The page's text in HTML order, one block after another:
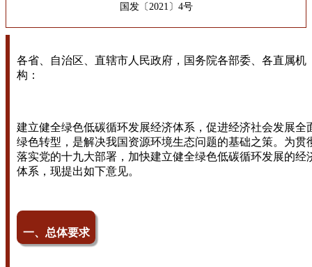
国发〔2021〕4号
各省、自治区、直辖市人民政府，国务院各部委、各直属机
构：
建立健全绿色低碳循环发展经济体系，促进经济社会发展全
绿色转型，是解决我国资源环境生态问题的基础之策。为贯
落实党的十九大部署，加快建立健全绿色低碳循环发展的经
体系，现提出如下意见。
一、总体要求